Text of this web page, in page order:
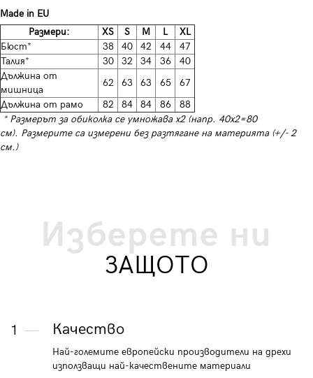
Made in EU
Размери:
XS S M L
XL
Бюст*
38 40 42 44
47
Талия*
30 32 34 36
40
Дължина от
мишница
62 63 63 65
67
Дължина от рамо
82 84 84 86
88
* Размерът за обиколка се умножава х2 (напр. 40х2=80
см). Размерите са измерени без разтягане на материята (+/- 2
см.)
Изберете ни
ЗАЩОТО
1 Качество
Най-големите европейски производители на дрехи
използващи най-качествените материали